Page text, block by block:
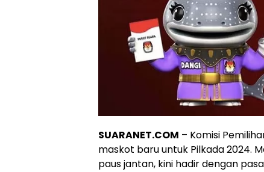
SUARANET.COM – Komisi
maskot baru untuk Pilkada 2024.
paus jantan, kini hadir dengan